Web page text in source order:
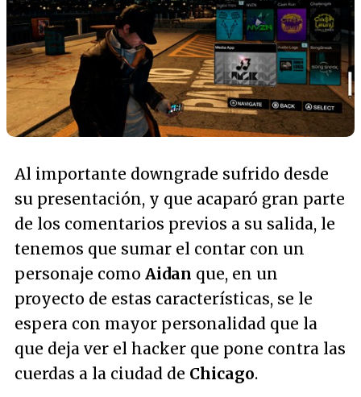
Al importante downgrade sufrido desde
su presentación, y que acaparó gran parte
de los comentarios previos a su salida, le
tenemos que sumar el contar con un
personaje como Aidan que, en un
proyecto de estas características, se le
espera con mayor personalidad que la
que deja ver el hacker que pone contra las
cuerdas a la ciudad de Chicago.